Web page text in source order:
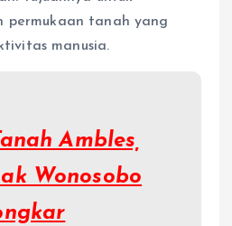
permukaan tanah yang
manusia.
Ambles,
Wonosobo